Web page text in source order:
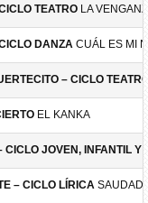
TEATRO LA
DANZA CUÁL ES MI
– CICLO
EL KANKA
JOVEN, INFANTIL Y
– CICLO LÍRICA